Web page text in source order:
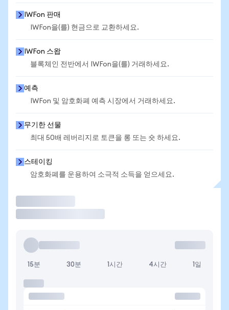
IWFon 판매
IWFon을(를) 현금으로 교환하세요.
IWFon 스왑
블록체인 전반에서 IWFon을(를) 거래하세요.
예측
IWFon 및 암호화폐 예측 시장에서 거래하세요.
무기한 선물
최대 50배 레버리지로 토큰을 롱 또는 숏 하세요.
스테이킹
암호화폐를 운용하여 소극적 소득을 얻으세요.
15분 30분 1시간 4시간 1일